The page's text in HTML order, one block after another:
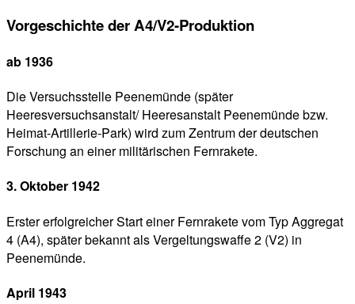
Vorgeschichte der A4/V2-Produktion
ab 1936
Die Versuchsstelle Peenemünde (später
Heeresversuchsanstalt/ Heeresanstalt Peenemünde bzw.
Heimat-Artillerie-Park) wird zum Zentrum der deutschen
Forschung an einer militärischen Fernrakete.
3. Oktober 1942
Erster erfolgreicher Start einer Fernrakete vom Typ Aggregat
4 (A4), später bekannt als Vergeltungswaffe 2 (V2) in
Peenemünde.
April 1943